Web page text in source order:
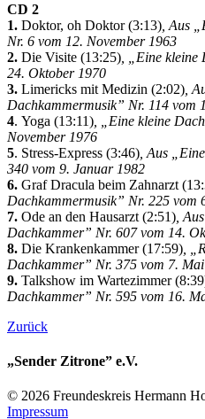
CD 2
1. Doktor, oh Doktor (3:13) , Aus
Nr. 6 vom 12. November 1963
2. Die Visite (13:25) , „Eine
24. Oktober 1970
3. Limericks mit Medizin (2:02) ,
Dachkammermusik” Nr. 114 vom
4. Yoga (13:11) , „Eine kleine
November 1976
5. Stress-Express (3:46) , Aus
340 vom 9. Januar 1982
6. Graf Dracula beim Zahnarzt
Dachkammermusik” Nr. 225 vom
7. Ode an den Hausarzt (2:51) ,
Dachkammer” Nr. 607 vom 14.
8. Die Krankenkammer (17:59) ,
Dachkammer” Nr. 375 vom 7.
9. Talkshow im Wartezimmer
Dachkammer” Nr. 595 vom 16.
Zurück
„Sender Zitrone” e.V.
© 2026 Freundes­kreis Her­mann
Impressum